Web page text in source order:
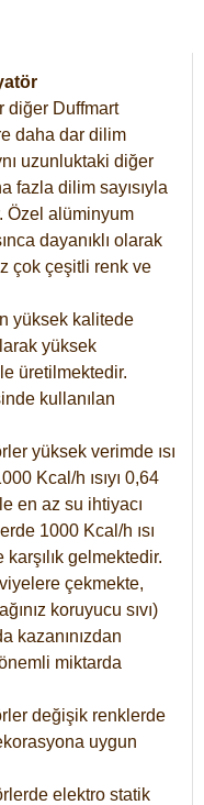
diğer Duffmart
daha dar dilim
uzunluktaki diğer
fazla dilim sayısıyla
Özel alüminyum
dayanıklı olarak
çok çeşitli renk ve
yüksek kalitede
yüksek
üretilmektedir.
kullanılan
yüksek verimde ısı
Kcal/h ısıyı 0,64
en az su ihtiyacı
1000 Kcal/h ısı
gelmektedir.
çekmekte,
koruyucu sıvı)
kazanınızdan
miktarda
değişik renklerde
uygun
elektro statik